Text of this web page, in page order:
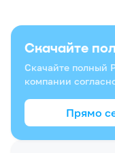
Скачайте
Скачайте полный
компании
Прямо